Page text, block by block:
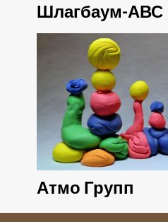
Шлагбаум-АВС
Атмо Групп